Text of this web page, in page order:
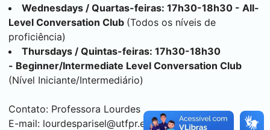
Wednesdays / Quartas-feiras: 17h30-18h30 - All-
Level Conversation Club (Todos os níveis de
proficiência)
Thursdays / Quintas-feiras: 17h30-18h30
- Beginner/Intermediate Level Conversation Club
(Nível Iniciante/Intermediário)
Contato: Professora Lourdes
E-mail: lourdesparisel@utfpr.edu.br